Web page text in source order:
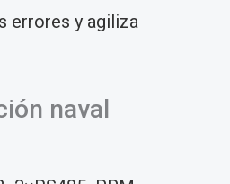
errores y agiliza
naval